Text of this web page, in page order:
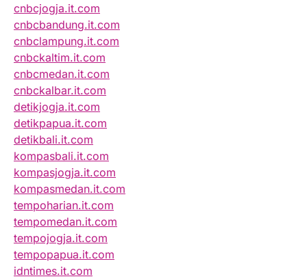
cnbcjogja.it.com
cnbcbandung.it.com
cnbclampung.it.com
cnbckaltim.it.com
cnbcmedan.it.com
cnbckalbar.it.com
detikjogja.it.com
detikpapua.it.com
detikbali.it.com
kompasbali.it.com
kompasjogja.it.com
kompasmedan.it.com
tempoharian.it.com
tempomedan.it.com
tempojogja.it.com
tempopapua.it.com
idntimes.it.com